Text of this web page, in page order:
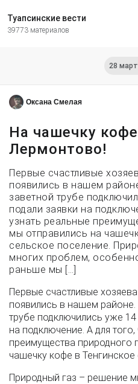
Туапсинские вести
39773 материалов
28
Оксана Смелая
На чашечку
Лермонтово!
Первые счастливые
появились в нашем
заветной трубе
подали заявки на
узнать реальные
мы отправились на
сельское поселение.
многих проблем,
раньше мы […]
Первые счастливые
появились в нашем
трубе подключились уже
на подключение. А для
преимущества природного
чашечку кофе в
Природный газ – решение